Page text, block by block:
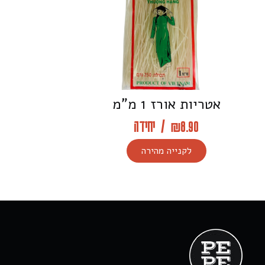
אטריות אורז 1 מ”מ
₪8.90
/ יחידה
לקנייה מהירה